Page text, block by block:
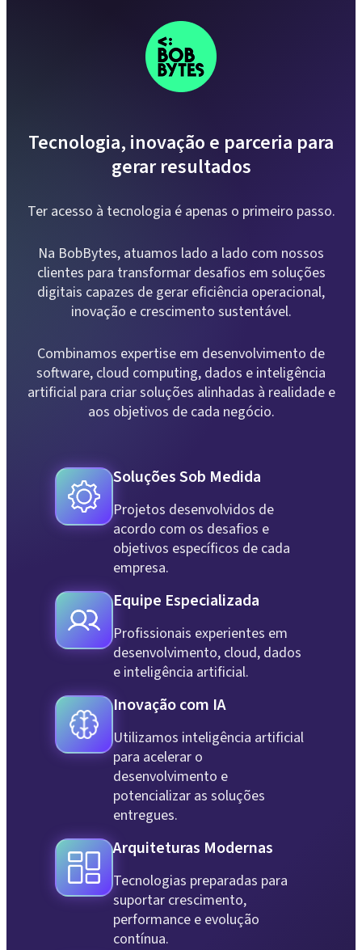
Tecnologia, inovação e parceria para
gerar resultados
Ter acesso à tecnologia é apenas o primeiro passo.
Na BobBytes, atuamos lado a lado com nossos
clientes para transformar desafios em soluções
digitais capazes de gerar eficiência operacional,
inovação e crescimento sustentável.
Combinamos expertise em desenvolvimento de
software, cloud computing, dados e inteligência
artificial para criar soluções alinhadas à realidade e
aos objetivos de cada negócio.
Soluções Sob Medida
Projetos desenvolvidos de
acordo com os desafios e
objetivos específicos de cada
empresa.
Equipe Especializada
Profissionais experientes em
desenvolvimento, cloud, dados
e inteligência artificial.
Inovação com IA
Utilizamos inteligência artificial
para acelerar o
desenvolvimento e
potencializar as soluções
entregues.
Arquiteturas Modernas
Tecnologias preparadas para
suportar crescimento,
performance e evolução
contínua.